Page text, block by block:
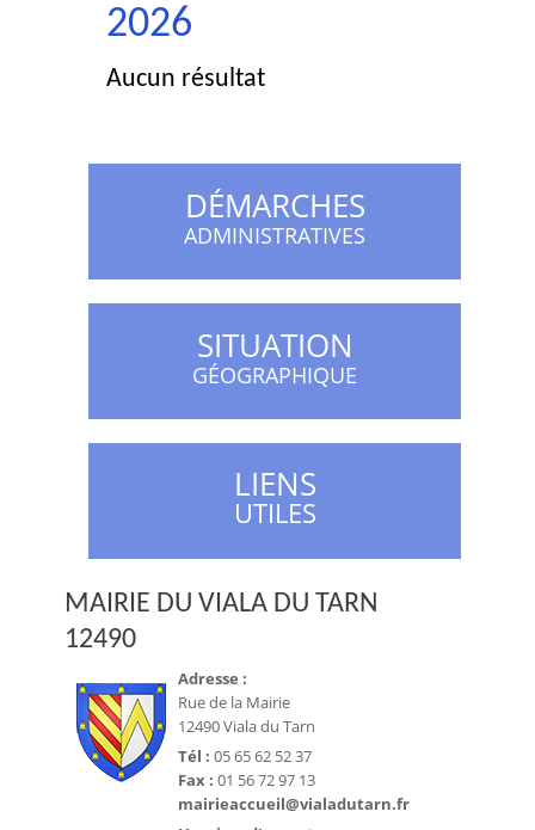
2026
Aucun résultat
DÉMARCHES
ADMINISTRATIVES
SITUATION
GÉOGRAPHIQUE
LIENS
UTILES
MAIRIE DU VIALA DU TARN
12490
Adresse :
Rue de la Mairie
12490 Viala du Tarn
Tél : 05 65 62 52 37
Fax : 01 56 72 97 13
mairieaccueil@vialadutarn.fr